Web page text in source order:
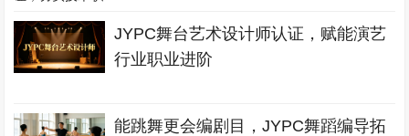
JYPC舞台艺术设计师认证，赋能演艺
行业职业进阶
能跳舞更会编剧目，JYPC舞蹈编导拓